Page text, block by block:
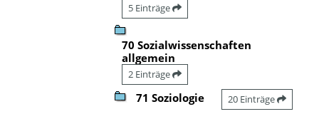
5 Einträge
70 Sozialwissenschaften
allgemein
2 Einträge
71 Soziologie 20 Einträge